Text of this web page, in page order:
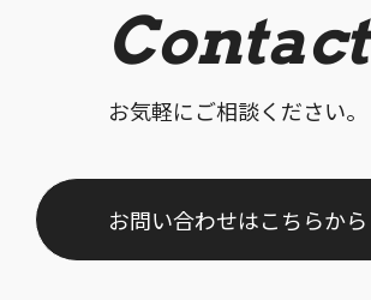
Contact
お気軽にご相談ください。
お問い合わせはこちらから